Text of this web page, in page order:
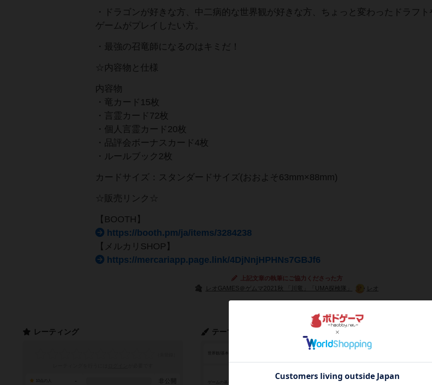
・ドラゴンが好きな方、中二病的な世界観が好きな方、ちょっと変わったドラフ
ゲームがプレイしたい方。
・最強の召竜師になるのはキミだ！
☆内容物と仕様
内容物
・竜カード15枚
・言霊カード72枚
・個人言霊カード20枚
・品評会ボーナスカード4枚
・ルールブック2枚
カードサイズ：スタンダードサイズ(おおよそ63mm×88mm)
☆販売リンク☆
【BOOTH】
https://booth.pm/ja/items/3284238
【メルカリSHOP】
https://mercariapp.page.link/4DjNnjHPHNs7GBJf6
上記文章の執筆にご協力くださった方
レオGAMES＠ゲムマ2021秋 「川竜」「UMA探検隊」
レオ
テーマ/フレーバー
ゲームの基本目的
お笑い（Joke）
レーティング
- 非公開